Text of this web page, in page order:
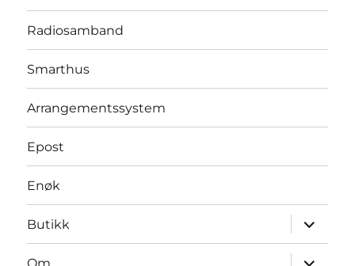
Radiosamband
Smarthus
Arrangementssystem
Epost
Enøk
Butikk
Utvid
Utvid